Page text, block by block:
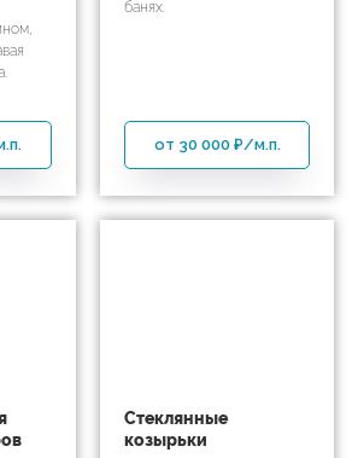
банях.
от 30 000 ₽/м.п.
Стеклянные
козырьки